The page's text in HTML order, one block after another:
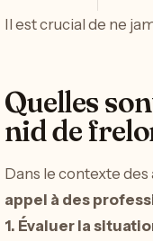
Il est crucial de ne
Quelles
nid de
Dans le contexte des
appel à des
1. Évaluer la